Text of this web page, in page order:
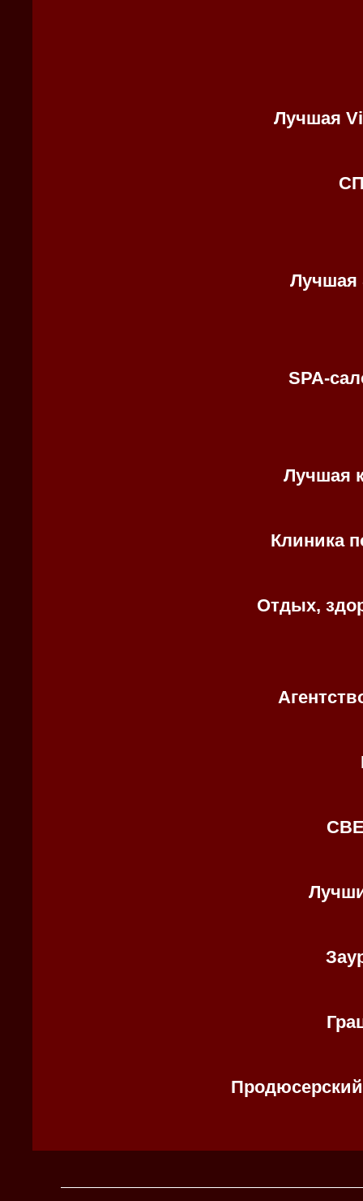
Лучшая
Лучшая
SPA-
Лучшая
Клиника
Отдых,